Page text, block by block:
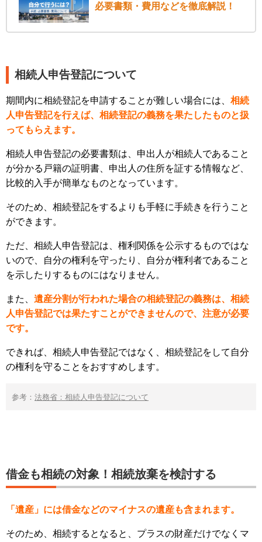
必要書類・費用などを徹底解説！
相続人申告登記について
期間内に相続登記を申請することが難しい場合には、 相続
人申告登記を行えば、相続登記の義務を果たしたものと扱
ってもらえます。
相続人申告登記の必要書類は、申出人が相続人であること
が分かる戸籍の証明書、申出人の住所を証する情報など、
比較的入手が簡単なものとなっています。
そのため、相続登記をするよりも手軽に手続きを行うこと
ができます。
ただ、相続人申告登記は、権利関係を公示するものではな
いので、自分の権利を守ったり、自分が権利者であること
を示したりするものにはなりません。
また、 遺産分割が行われた場合の相続登記の義務は、相続
人申告登記では果たすことができませんので、注意が必要
です。
できれば、相続人申告登記ではなく、相続登記をして自分
の権利を守ることをおすすめします。
参考： 法務省：相続人申告登記について
借金も相続の対象！相続放棄を検討する
「遺産」には借金などのマイナスの遺産も含まれます。
そのため、相続するとなると、プラスの財産だけでなくマ